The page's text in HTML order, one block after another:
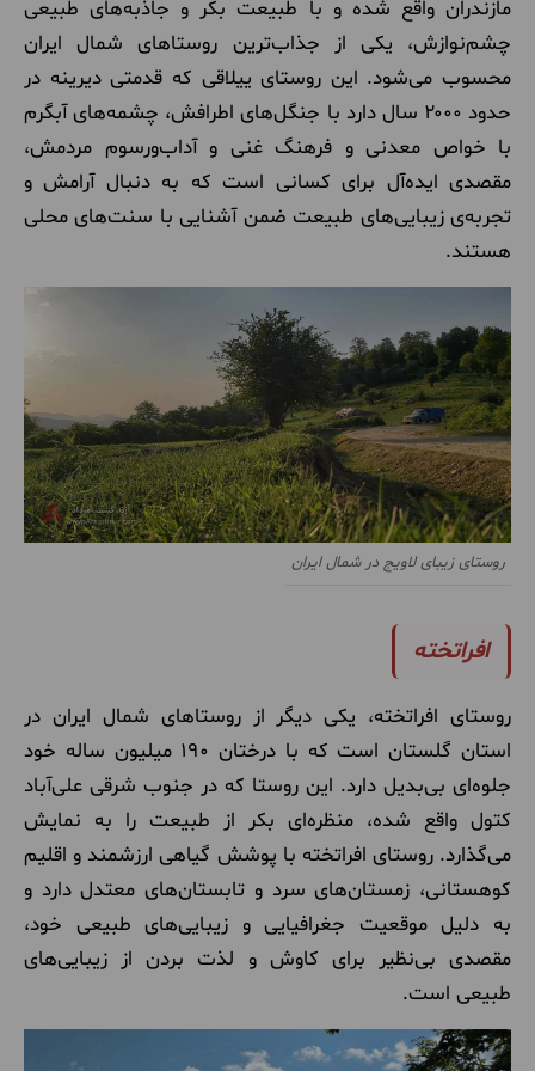
مازندران واقع شده و با طبیعت بکر و جاذبه‌های طبیعی
چشم‌نوازش، یکی از جذاب‌ترین روستاهای شمال ایران
محسوب می‌شود. این روستای ییلاقی که قدمتی دیرینه در
حدود ۲۰۰۰ سال دارد با جنگل‌های اطرافش، چشمه‌های آبگرم
با خواص معدنی و فرهنگ غنی و آداب‌ورسوم مردمش،
مقصدی ایده‌آل برای کسانی است که به دنبال آرامش و
تجربه‌ی زیبایی‌های طبیعت ضمن آشنایی با سنت‌های محلی
هستند.
روستای زیبای لاویج در شمال ایران
افراتخته
روستای افراتخته، یکی دیگر از روستاهای شمال ایران در
استان گلستان است که با درختان 190 میلیون ساله خود
جلوه‌ای بی‌بدیل دارد. این روستا که در جنوب شرقی علی‌آباد
کتول واقع شده، منظره‌ای بکر از طبیعت را به نمایش
می‌گذارد. روستای افراتخته با پوشش گیاهی ارزشمند و اقلیم
کوهستانی، زمستان‌های سرد و تابستان‌های معتدل دارد و
به دلیل موقعیت جغرافیایی و زیبایی‌های طبیعی خود،
مقصدی بی‌نظیر برای کاوش و لذت بردن از زیبایی‌های
طبیعی است​​.